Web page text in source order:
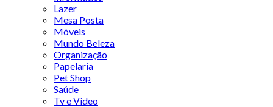
Lazer
Mesa Posta
Móveis
Mundo Beleza
Organização
Papelaria
Pet Shop
Saúde
Tv e Vídeo